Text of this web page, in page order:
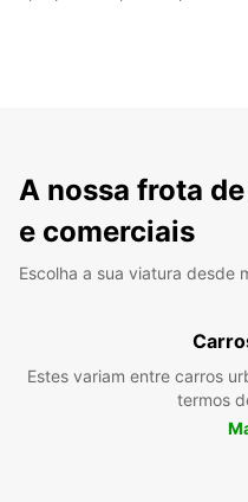
A nossa frota
e comerciais
Escolha a sua viatura desde
Estes variam entre carros
termos